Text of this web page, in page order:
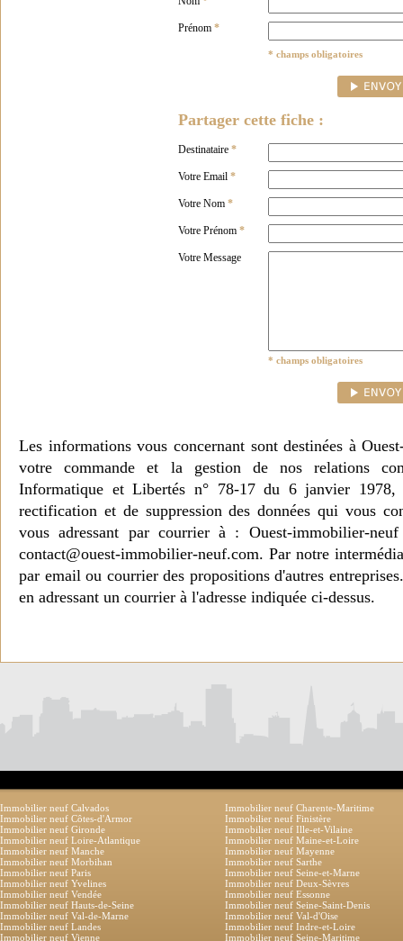
Prénom *
* champs obligatoires
Partager cette fiche :
Destinataire *
Votre Email *
Votre Nom *
Votre Prénom *
Votre Message
* champs obligatoires
Les informations vous concernant sont destinées à
votre commande et la gestion de nos relations
Informatique et Libertés n° 78-17 du 6 janvier 1978,
rectification et de suppression des données qui vous
vous adressant par courrier à : Ouest-immobilier-
contact@ouest-immobilier-neuf.com. Par notre
par email ou courrier des propositions d'autres
en adressant un courrier à l'adresse indiquée ci-dessus.
Immobilier neuf Calvados
Immobilier neuf Charente-Maritime
Immobilier neuf Côtes-d'Armor
Immobilier neuf Finistère
Immobilier neuf Gironde
Immobilier neuf Ille-et-Vilaine
Immobilier neuf Loire-Atlantique
Immobilier neuf Maine-et-Loire
Immobilier neuf Manche
Immobilier neuf Mayenne
Immobilier neuf Morbihan
Immobilier neuf Sarthe
Immobilier neuf Paris
Immobilier neuf Seine-et-Marne
Immobilier neuf Yvelines
Immobilier neuf Deux-Sèvres
Immobilier neuf Vendée
Immobilier neuf Essonne
Immobilier neuf Hauts-de-Seine
Immobilier neuf Seine-Saint-Denis
Immobilier neuf Val-de-Marne
Immobilier neuf Val-d'Oise
Immobilier neuf Landes
Immobilier neuf Indre-et-Loire
Immobilier neuf Vienne
Immobilier neuf Seine-Maritime